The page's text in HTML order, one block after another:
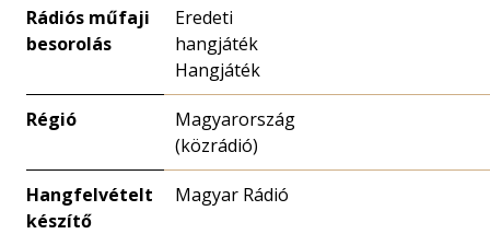
Rádiós műfaji
besorolás
Eredeti
hangjáték
Hangjáték
Régió
Magyarország
(közrádió)
Hangfelvételt
készítő
Magyar Rádió